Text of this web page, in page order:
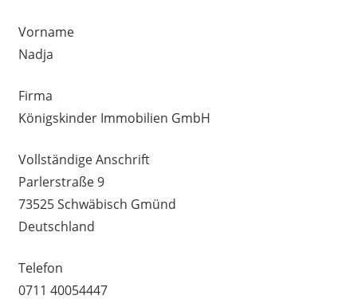
Vorname
Nadja
Firma
Königskinder Immobilien GmbH
Vollständige Anschrift
Parlerstraße 9
73525 Schwäbisch Gmünd
Deutschland
Telefon
0711 40054447